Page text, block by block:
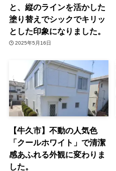
と、縦のラインを活かした
塗り替えでシックでキリッ
とした印象になりました。
2025年5月16日
【牛久市】不動の人気色
「クールホワイト」で清潔
感あふれる外観に変わりま
した。